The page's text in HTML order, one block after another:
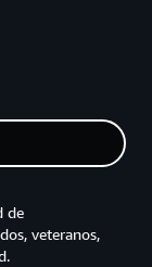
de
veteranos,